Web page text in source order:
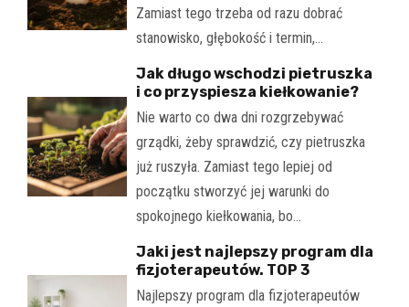
Zamiast tego trzeba od razu dobrać
stanowisko, głębokość i termin,…
Jak długo wschodzi pietruszka
i co przyspiesza kiełkowanie?
Nie warto co dwa dni rozgrzebywać
grządki, żeby sprawdzić, czy pietruszka
już ruszyła. Zamiast tego lepiej od
początku stworzyć jej warunki do
spokojnego kiełkowania, bo…
Jaki jest najlepszy program dla
fizjoterapeutów. TOP 3
Najlepszy program dla fizjoterapeutów